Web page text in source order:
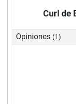
Curl de
Opiniones (1)